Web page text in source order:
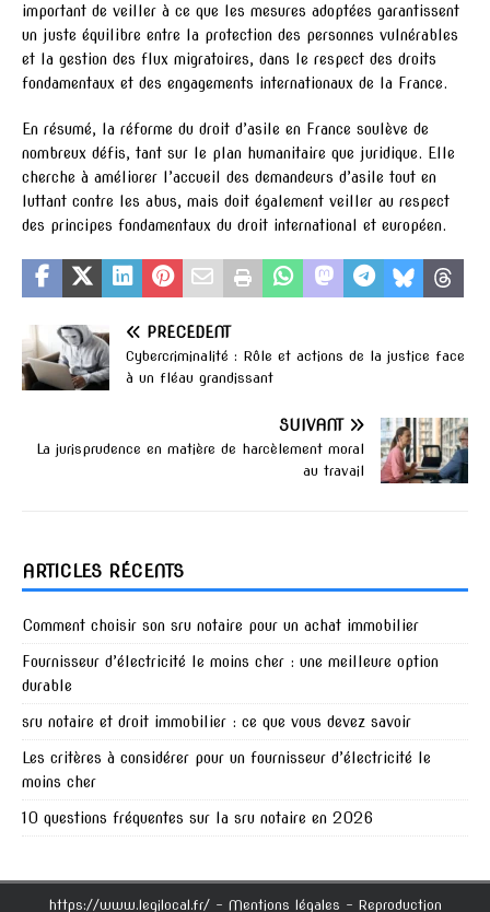
important de veiller à ce que les mesures adoptées garantissent
un juste équilibre entre la protection des personnes vulnérables
et la gestion des flux migratoires, dans le respect des droits
fondamentaux et des engagements internationaux de la France.
En résumé, la réforme du droit d’asile en France soulève de
nombreux défis, tant sur le plan humanitaire que juridique. Elle
cherche à améliorer l’accueil des demandeurs d’asile tout en
luttant contre les abus, mais doit également veiller au respect
des principes fondamentaux du droit international et européen.
PRÉCÉDENT
Cybercriminalité : Rôle et actions de la justice face
à un fléau grandissant
SUIVANT
La jurisprudence en matière de harcèlement moral
au travail
ARTICLES RÉCENTS
Comment choisir son sru notaire pour un achat immobilier
Fournisseur d’électricité le moins cher : une meilleure option
durable
sru notaire et droit immobilier : ce que vous devez savoir
Les critères à considérer pour un fournisseur d’électricité le
moins cher
10 questions fréquentes sur la sru notaire en 2026
https://www.legilocal.fr/ - Mentions légales - Reproduction